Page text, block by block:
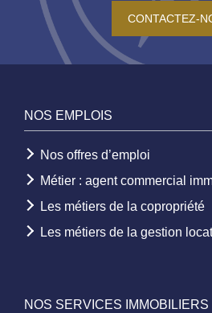
CONTACTEZ-
NOS EMPLOIS
Nos offres d’emploi
Métier : agent commercial
Les métiers de la copropriété
Les métiers de la gestion
NOS SERVICES IMMOBILIERS